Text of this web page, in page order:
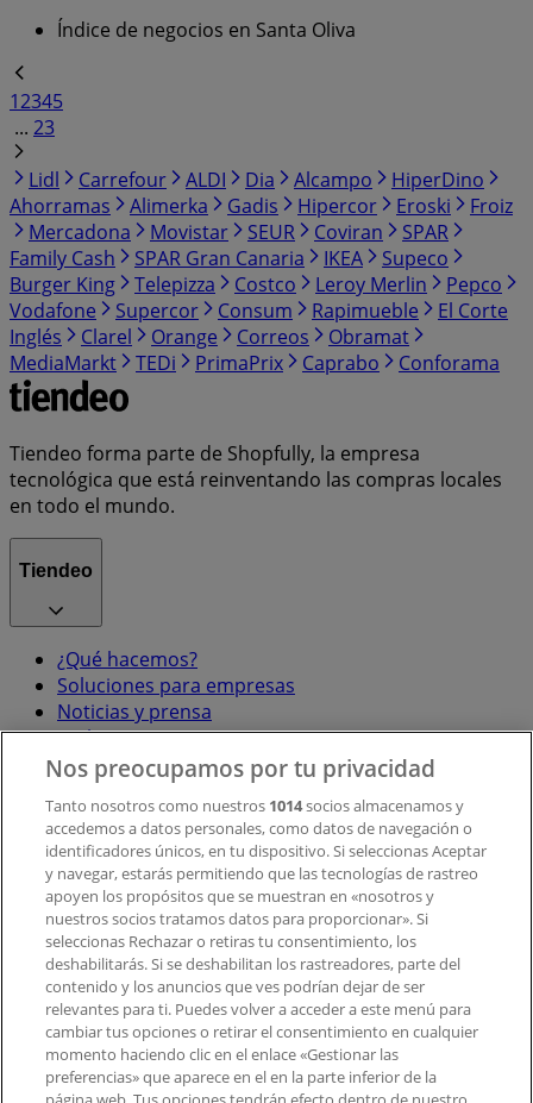
Índice de negocios en Santa Oliva
12345
... 23
Lidl
Carrefour ALDI Dia Alcampo
HiperDino
Ahorramas
Alimerka Gadis Hipercor Eroski
Froiz
Mercadona
Movistar SEUR Coviran
SPAR
Family Cash
SPAR Gran Canaria IKEA
Supeco
Burger King
Telepizza Costco Leroy Merlin
Pepco
Vodafone
Supercor Consum Rapimueble
El Corte
Inglés
Clarel Orange Correos
Obramat
MediaMarkt
TEDi PrimaPrix Caprabo Conforama
Tiendeo forma parte de Shopfully, la empresa
tecnológica que está reinventando las compras locales
en todo el mundo.
Tiendeo
¿Qué hacemos?
Soluciones para empresas
Noticias y prensa
Trabaja con nosotros
Contacto
Contacto comercial y de marketing
Tienda mal colocada en el mapa
Notificar un folleto
¿Encontraste un problema en la web o en la
aplicación?
Índices
Nos preocupamos por tu privacidad
Tanto nosotros como nuestros 1014socios almacenamos y
accedemos a datos personales, como datos de navegación o
identificadores únicos, en tu dispositivo. Si seleccionas Aceptar
y navegar, estarás permitiendo que las tecnologías de rastreo
apoyen los propósitos que se muestran en «nosotros y
nuestros socios tratamos datos para proporcionar». Si
seleccionas Rechazar o retiras tu consentimiento, los
deshabilitarás. Si se deshabilitan los rastreadores, parte del
contenido y los anuncios que ves podrían dejar de ser
relevantes para ti. Puedes volver a acceder a este menú para
cambiar tus opciones o retirar el consentimiento en cualquier
momento haciendo clic en el enlace «Gestionar las
preferencias» que aparece en el en la parte inferior de la